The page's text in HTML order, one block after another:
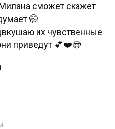
сможет скажет
🤭
их чувственные
приведут 💕❤️😍